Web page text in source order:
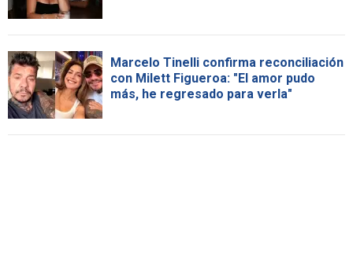
Marcelo Tinelli confirma reconciliación
con Milett Figueroa: "El amor pudo
más, he regresado para verla"